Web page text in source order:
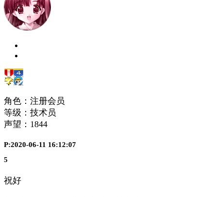
角色：注册会员
等级：技术员
声望： 1844
P:2020-06-11 16:12:07
5
祝好